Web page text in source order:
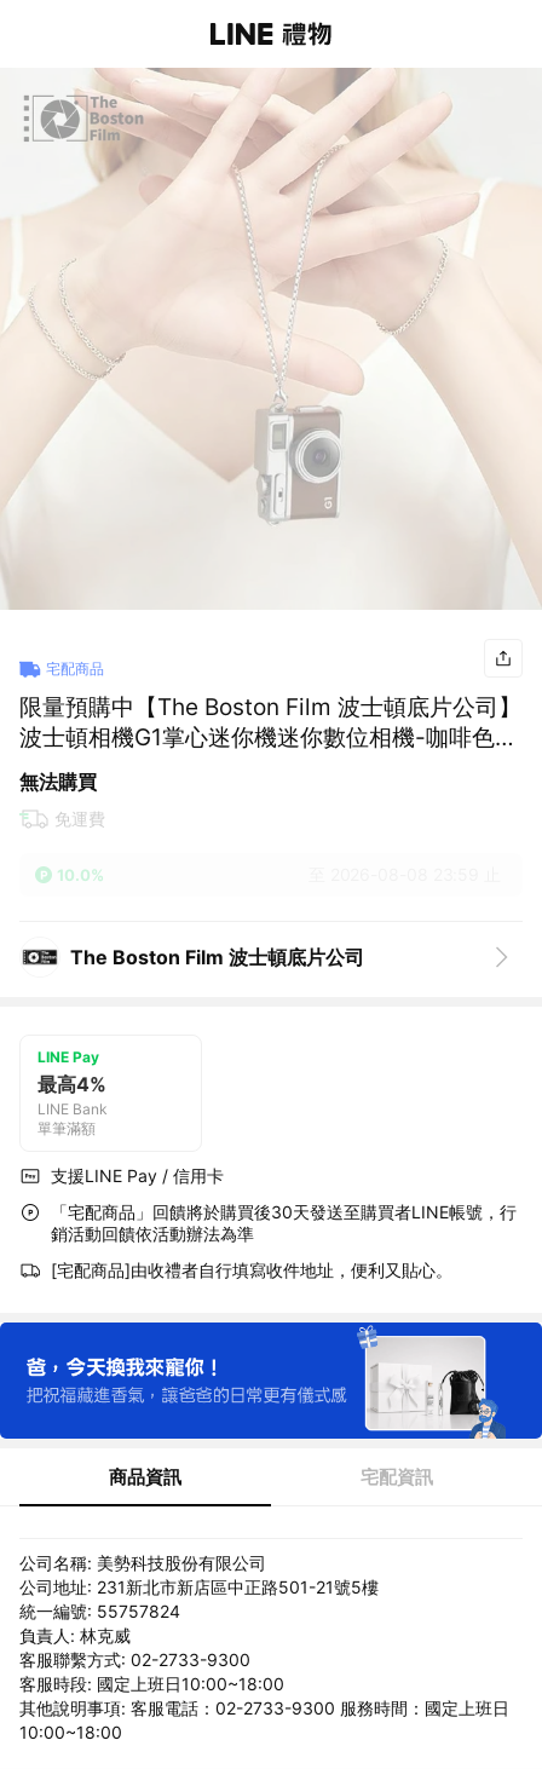
宅配商品
限量預購中【The Boston Film 波士頓底片公司】
波士頓相機G1掌心迷你機迷你數位相機-咖啡色
(可加購32G記憶卡)
無法購買
免運費
10.0%
The Boston Film 波士頓底片公司
LINE Pay
最高4%
LINE Bank
單筆滿額
支援LINE Pay / 信用卡
「宅配商品」回饋將於購買後30天發送至購買者LINE帳號，行
銷活動回饋依活動辦法為準
[宅配商品]由收禮者自行填寫收件地址，便利又貼心。
商品資訊 宅配資訊
公司名稱: 美勢科技股份有限公司
公司地址: 231新北市新店區中正路501-21號5樓
統一編號: 55757824
負責人: 林克威
客服聯繫方式: 02-2733-9300
客服時段: 國定上班日10:00~18:00
其他說明事項: 客服電話：02-2733-9300 服務時間：國定上班日
10:00~18:00